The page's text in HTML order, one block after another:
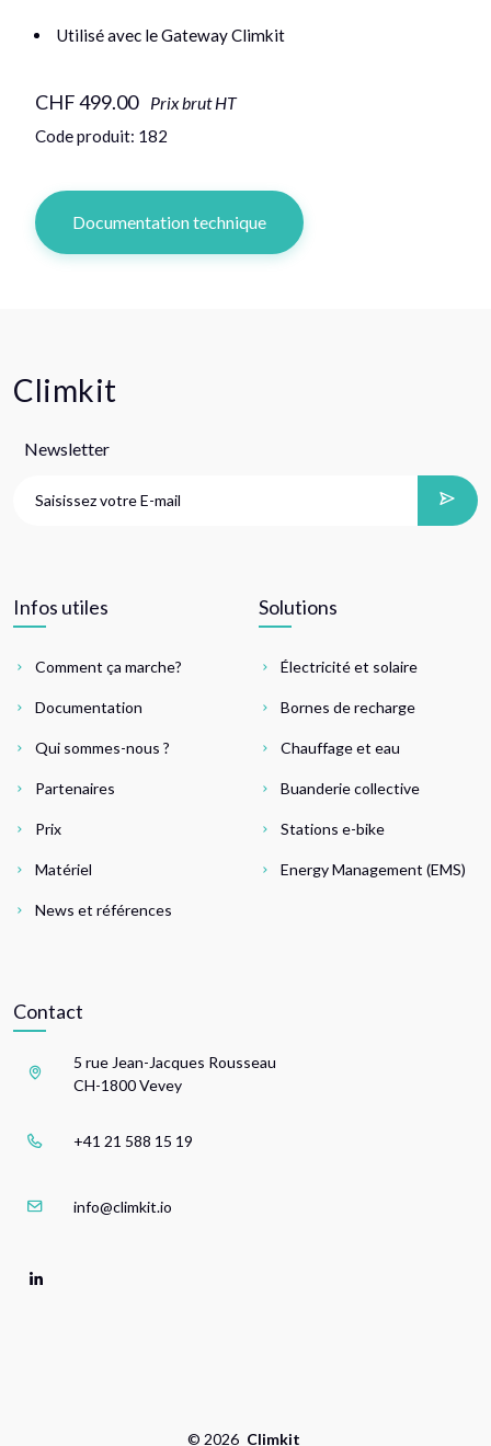
Utilisé avec le Gateway Climkit
CHF 499.00 Prix brut HT
Code produit: 182
Documentation technique
Climkit
Newsletter
Infos utiles
Comment ça marche?
Documentation
Qui sommes-nous ?
Partenaires
Prix
Matériel
News et références
Solutions
Électricité et solaire
Bornes de recharge
Chauffage et eau
Buanderie collective
Stations e-bike
Energy Management (EMS)
Contact
5 rue Jean-Jacques Rousseau
CH-1800 Vevey
+41 21 588 15 19
info@climkit.io
© 2026 Climkit